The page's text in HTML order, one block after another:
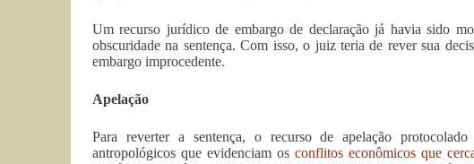
Um recurso jurídico de embargo de declaração já havia sido
obscuridade na sentença. Com isso, o juiz teria de rever sua
embargo improcedente.
Apelação
Para reverter a sentença, o recurso de apelação
antropológicos que evidenciam os conflitos econômicos que